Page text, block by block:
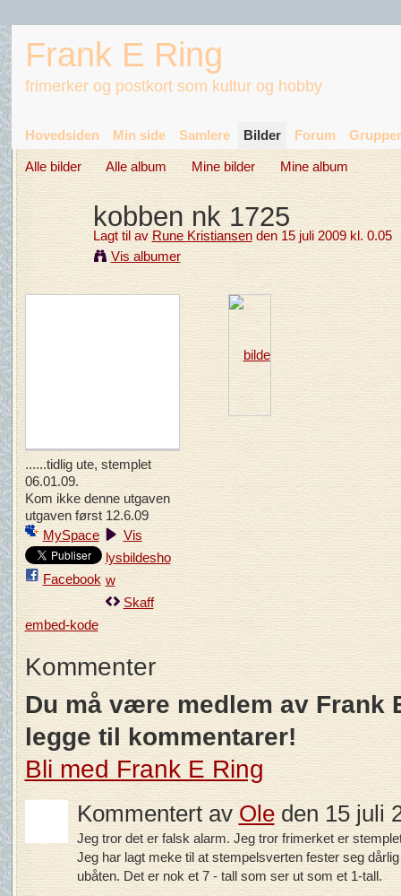
Frank E Ring
frimerker og postkort som kultur og hobby
Hovedsiden Min side Samlere Bilder Forum Grupper
Alle bilder Alle album Mine bilder Mine album
kobben nk 1725
Lagt til av Rune Kristiansenden 15 juli 2009 kl. 0.05
Vis albumer
......tidlig ute, stemplet
06.01.09.
Kom ikke denne utgaven
utgaven først 12.6.09
MySpace
Facebook
Vis
lysbildesho
w
Skaff
embed-kode
Kommenter
Du må være medlem av Frank
legge til kommentarer!
Bli med Frank E Ring
Kommentert av Oleden 15 juli
Jeg tror det er falsk alarm. Jeg tror frimerket er
Jeg har lagt meke til at stempelsverten fester seg
ubåten. Det er nok et 7 - tall som ser ut som et 1-tall.